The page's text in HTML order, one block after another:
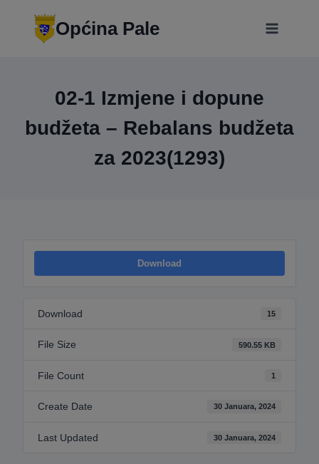
Općina Pale
02-1 Izmjene i dopune
budžeta – Rebalans budžeta
za 2023(1293)
Download
Download 15
File Size 590.55 KB
File Count 1
Create Date 30 Januara, 2024
Last Updated 30 Januara, 2024